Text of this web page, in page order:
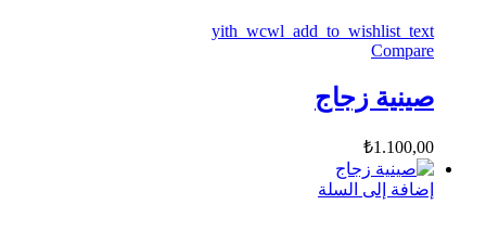
yith_wcwl_add_to_wishlist_text
Compare
صينية زجاج
₺1.100,00
إضافة إلى السلة